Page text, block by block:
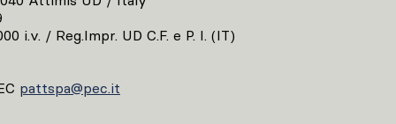
i.v. / Reg.Impr. UD C.F. e P. I. (IT)
pattspa@pec.it